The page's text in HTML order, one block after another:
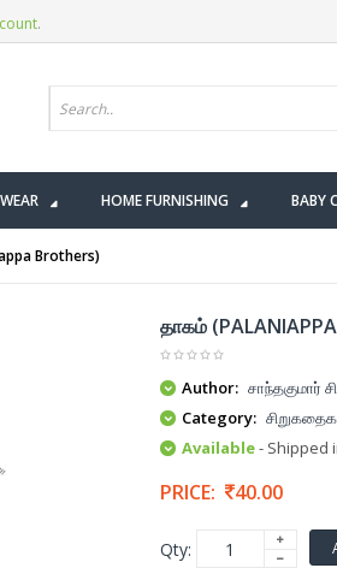
.
HOME FURNISHING BABY
Brothers)
தாகம்
Author: சாந்தகுமார்
Category:
Available- Shipped
PRICE: 40.00
Qty: